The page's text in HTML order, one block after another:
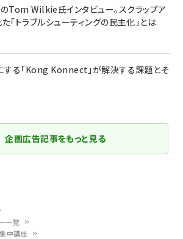
一覧
中講座
Wilkie氏インタビュー。スクラップア
「トラブルシューティングの民主化」とは
する「Kong Konnect」が解決する課題とそ
企画広告記事をもっと見る